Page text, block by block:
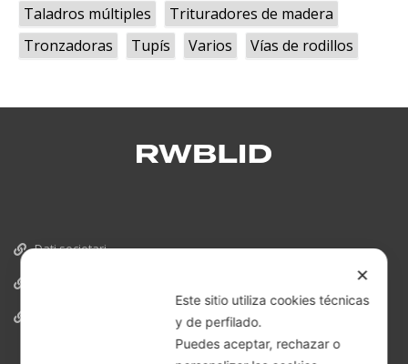
Taladros múltiples
Trituradores de madera
Tronzadoras
Tupís Varios Vías de rodillos
Dati societari
✕
Este sitio utiliza cookies técnicas
y de perfilado.
Puedes aceptar, rechazar o